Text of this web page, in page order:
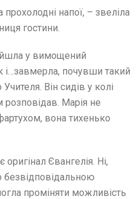
напої, – звеліла
гостини.
у вимощений
почувши такий
Він сидів у колі
розповідав. Марія не
вона тихенько
оригінал Євангелія. Ні,
безвідповідальною
проміняти можливість